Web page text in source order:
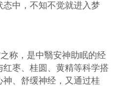
中，不知不觉就进入梦
称，是中翳安神助眠的经
枣、桂圆、黄精等科学搭
、舒缓神经，又通过桂